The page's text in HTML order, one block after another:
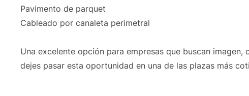
Pavimento de parquet
Cableado por canaleta perimetral
Una excelente opción para empresas que buscan
dejes pasar esta oportunidad en una de las plazas más